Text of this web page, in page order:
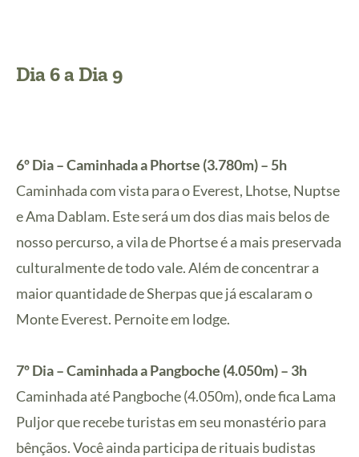
Dia 6 a Dia 9
6º Dia – Caminhada a Phortse (3.780m) – 5h
Caminhada com vista para o Everest, Lhotse, Nuptse
e Ama Dablam. Este será um dos dias mais belos de
nosso percurso, a vila de Phortse é a mais preservada
culturalmente de todo vale. Além de concentrar a
maior quantidade de Sherpas que já escalaram o
Monte Everest. Pernoite em lodge.
7º Dia – Caminhada a Pangboche (4.050m) – 3h
Caminhada até Pangboche (4.050m), onde fica Lama
Puljor que recebe turistas em seu monastério para
bênçãos. Você ainda participa de rituais budistas